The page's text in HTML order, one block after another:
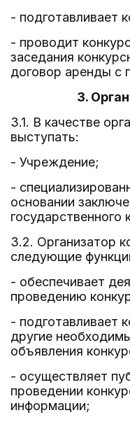
- подготавливает
- проводит
заседания
договор аренды с
3.
3.1. В качестве
выступать:
- Учреждение;
-
основании
государственного
3.2. Организатор
следующие
- обеспечивает
проведению
- подготавливает
другие
объявления
- осуществляет
проведении
информации;